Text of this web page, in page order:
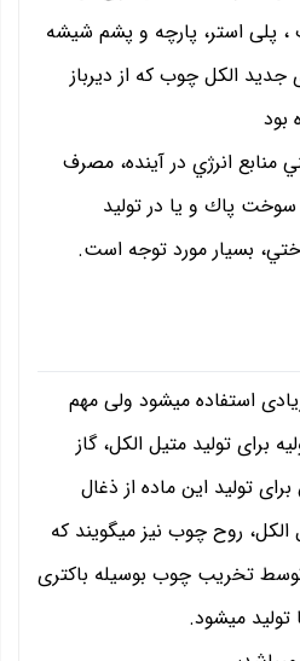
، پلی استر، پارچه و پشم شیشه
جدید الکل چوب که از دیرباز
بود
منابع انرژي در آينده، مصرف
سوخت پاك و يا در توليد
بسيار مورد توجه است.
استفاده میشود ولی مهم
برای تولید متیل الکل، گاز
تولید این ماده از ذغال
روح چوب نیز میگویند که
تخریب چوب بوسیله باکتری
تولید میشود.